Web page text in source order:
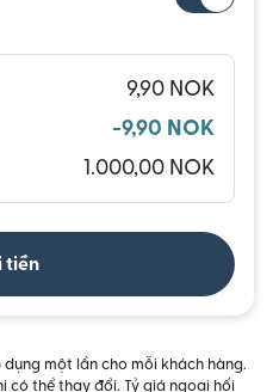
9,90 NOK
-9,90 NOK
1.000,00 NOK
tiền
một lần cho mỗi khách hàng.
có thể thay đổi. Tỷ giá ngoại hối